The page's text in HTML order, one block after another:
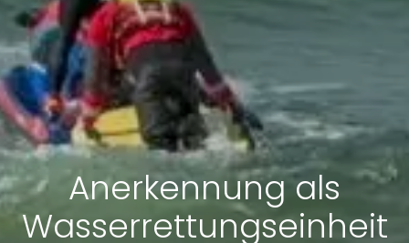
Anerkennung als
Wasserrettungseinheit